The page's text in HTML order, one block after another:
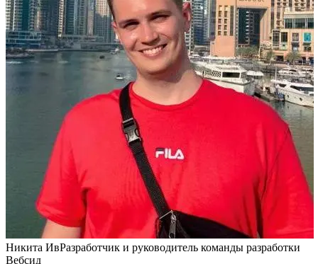
Никита ИвРазработчик и руководитель команды разработки
Вебсид